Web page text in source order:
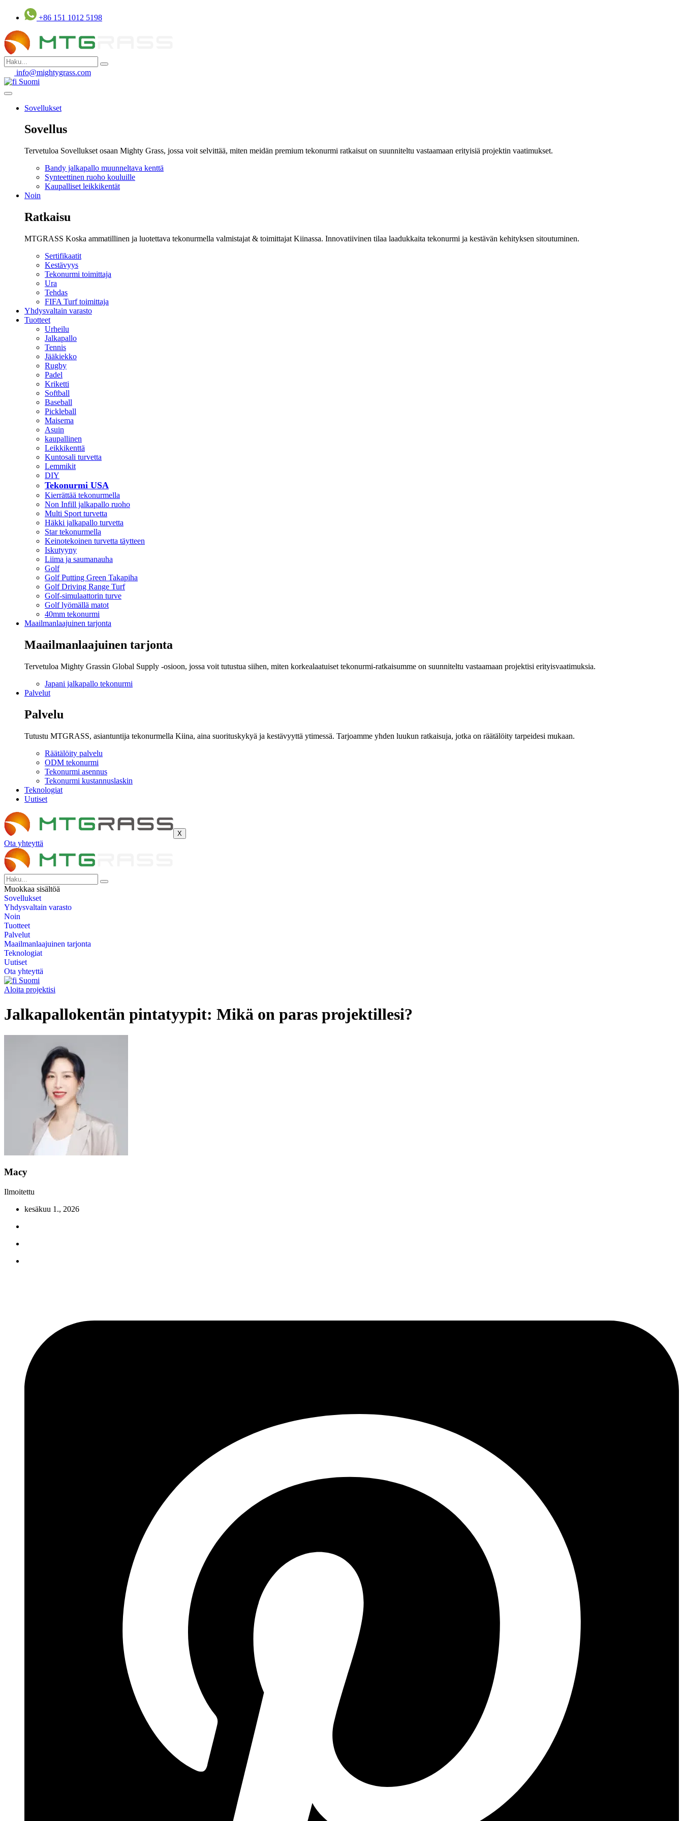
sisältöön
+86 151 1012 5198
info@mightygrass.com
Suomi
Sovellukset
Sovellus
Tervetuloa Sovellukset osaan Mighty Grass, jossa voit selvittää, miten meidän premium tekonurmi ratkaisut on suunniteltu vastaamaan erityisiä projektin vaatimukset.
Bandy jalkapallo muunneltava kenttä
Synteettinen ruoho kouluille
Kaupalliset leikkikentät
Noin
Ratkaisu
MTGRASS Koska ammatillinen ja luotettava tekonurmella valmistajat & toimittajat Kiinassa. Innovatiivinen tilaa laadukkaita tekonurmi ja kestävän kehityksen sitoutuminen.
Sertifikaatit
Kestävyys
Tekonurmi toimittaja
Ura
Tehdas
FIFA Turf toimittaja
Yhdysvaltain varasto
Tuotteet
Urheilu
Jalkapallo
Tennis
Jääkiekko
Rugby
Padel
Kriketti
Softball
Baseball
Pickleball
Maisema
Asuin
kaupallinen
Leikkikenttä
Kuntosali turvetta
Lemmikit
DIY
Tekonurmi USA
Kierrättää tekonurmella
Non Infill jalkapallo ruoho
Multi Sport turvetta
Häkki jalkapallo turvetta
Star tekonurmella
Keinotekoinen turvetta täytteen
Iskutyyny
Liima ja saumanauha
Golf
Golf Putting Green Takapiha
Golf Driving Range Turf
Golf-simulaattorin turve
Golf lyömällä matot
40mm tekonurmi
Maailmanlaajuinen tarjonta
Maailmanlaajuinen tarjonta
Tervetuloa Mighty Grassin Global Supply -osioon, jossa voit tutustua siihen, miten korkealaatuiset tekonurmi-ratkaisumme on suunniteltu vastaamaan projektisi erityisvaatimuksia.
Japani jalkapallo tekonurmi
Palvelut
Palvelu
Tutustu MTGRASS, asiantuntija tekonurmella Kiina, aina suorituskykyä ja kestävyyttä ytimessä. Tarjoamme yhden luukun ratkaisuja, jotka on räätälöity tarpeidesi mukaan.
Räätälöity palvelu
ODM tekonurmi
Tekonurmi asennus
Tekonurmi kustannuslaskin
Teknologiat
Uutiset
X
Ota yhteyttä
Muokkaa sisältöä
Sovellukset
Yhdysvaltain varasto
Noin
Tuotteet
Palvelut
Maailmanlaajuinen tarjonta
Teknologiat
Uutiset
Ota yhteyttä
Suomi
Aloita projektisi
Jalkapallokentän pintatyypit: Mikä on paras projektillesi?
Macy
Ilmoitettu
kesäkuu 1., 2026